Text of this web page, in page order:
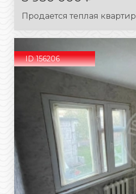
Продается теплая
ID 156206